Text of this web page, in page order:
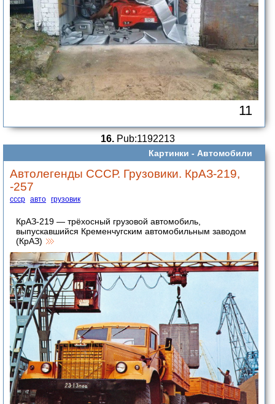
11
16.Pub:1192213
Картинки - Автомобили
Автолегенды СССР. Грузовики. КрАЗ-219,
-257
ссср авто грузовик
КрАЗ-219 — трёхосный грузовой автомобиль,
выпускавшийся Кременчугским автомобильным заводом
(КрАЗ)